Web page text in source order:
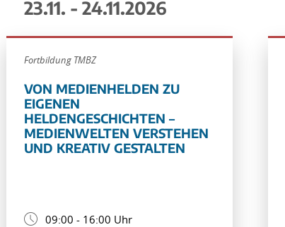
23.11. - 24.11.2026
Fortbildung TMBZ
VON MEDIENHELDEN ZU
EIGENEN
HELDENGESCHICHTEN –
MEDIENWELTEN VERSTEHEN
UND KREATIV GESTALTEN
09:00 - 16:00 Uhr